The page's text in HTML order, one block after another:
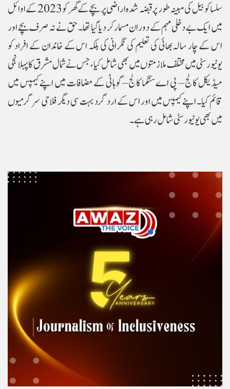
سلساکو بیل کی مبینہ طور پر قبضہ شدہ اراضی پر بچے کے گھر کو 2023 کے اوائل
میں ایک بے دخلی مہم کے دوران مسمار کر دیا گیا تھا۔ حق نے نہ صرف بچے اور
اس کے چار سالہ بھائی کی تعلیم کی نگرانی کی بلکہ اس کے خاندان کے افراد کو
یونیورسٹی میں مختلف ملازمتوں میں بھی شامل کیا، جس نے شمال مشرق کا پہلا نجی
میڈیکل کالج – پی اے سنگما کالج–گوہاٹی کے مضافات میں اپنے کیمپس میں
قائم کیا۔ اپنے کیمپس میں اور اس کے ارد گرد بہت سی دیگر فلاحی سرگرمیوں
میں بھی یونیورسٹی شامل رہی ہے۔